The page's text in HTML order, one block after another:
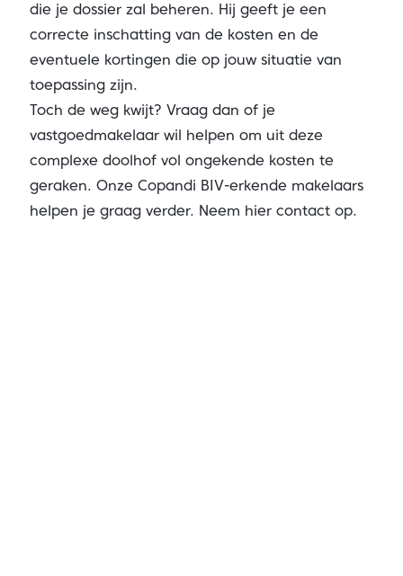
die je dossier zal beheren. Hij geeft je een
correcte inschatting van de kosten en de
eventuele kortingen die op jouw situatie van
toepassing zijn.
Toch de weg kwijt? Vraag dan of je
vastgoedmakelaar wil helpen om uit deze
complexe doolhof vol ongekende kosten te
geraken. Onze Copandi BIV-erkende makelaars
helpen je graag verder. Neem hier contact op.